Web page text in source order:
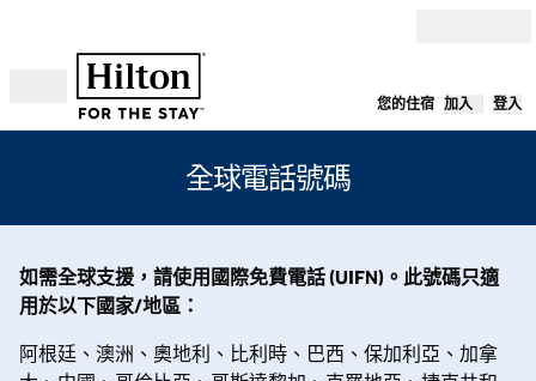
您的住宿 加入 登入
全球電話號碼
如需全球支援，請使用國際免費電話 (UIFN)。此號碼只適
用於以下國家/地區：
阿根廷、澳洲、奧地利、比利時、巴西、保加利亞、加拿